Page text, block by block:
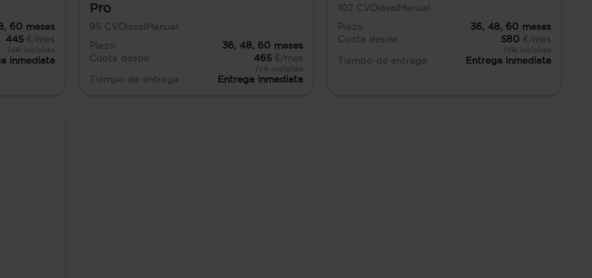
60 meses
445 €/mes
IVA incluido
inmediata
Pro
95 CV Diésel Manual
Plazo
36, 48, 60 meses
Cuota desde
465 €/mes
IVA incluido
Tiempo de entrega Entrega inmediata
102 CV Diésel Manual
Plazo
36, 48, 60 meses
Cuota desde
580 €/mes
IVA incluido
Tiempo de entrega Entrega inmediata